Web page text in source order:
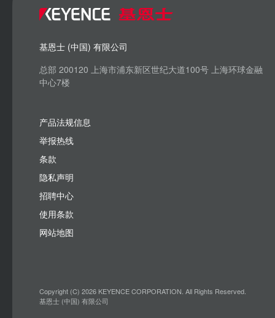
基恩士 (中国) 有限公司
总部 200120 上海市浦东新区世纪大道100号 上海环球金融
中心7楼
产品法规信息
举报热线
条款
隐私声明
招聘中心
使用条款
网站地图
Copyright (C) 2026 KEYENCE CORPORATION. All Rights Reserved.
基恩士 (中国) 有限公司